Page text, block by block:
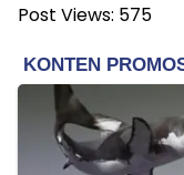
Post Views: 575